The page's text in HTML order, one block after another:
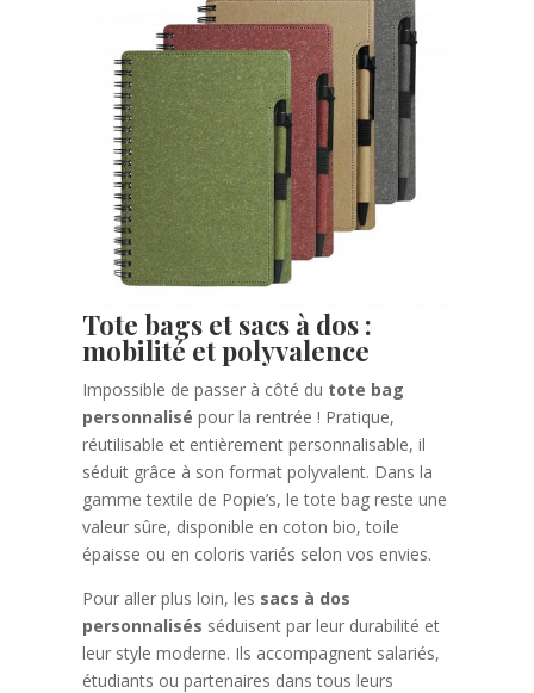
Tote bags et sacs à dos :
mobilité et polyvalence
Impossible de passer à côté du tote bag
personnalisé pour la rentrée ! Pratique,
réutilisable et entièrement personnalisable, il
séduit grâce à son format polyvalent. Dans la
gamme textile de Popie’s, le tote bag reste une
valeur sûre, disponible en coton bio, toile
épaisse ou en coloris variés selon vos envies.
Pour aller plus loin, les sacs à dos
personnalisés séduisent par leur durabilité et
leur style moderne. Ils accompagnent salariés,
étudiants ou partenaires dans tous leurs